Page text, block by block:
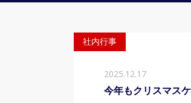
社内行事
2025.12.17
今年もクリスマス